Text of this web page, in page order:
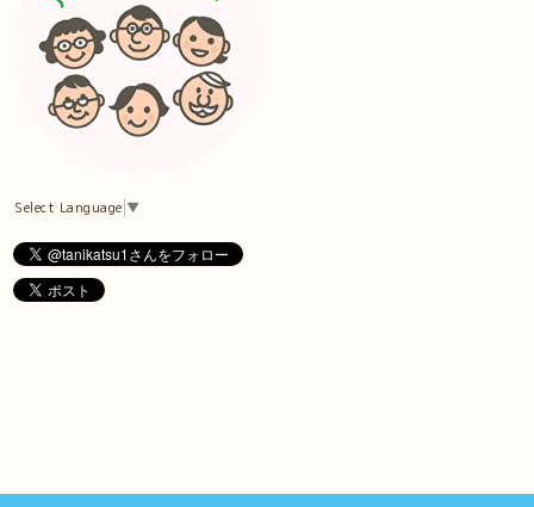
Select Language ▼